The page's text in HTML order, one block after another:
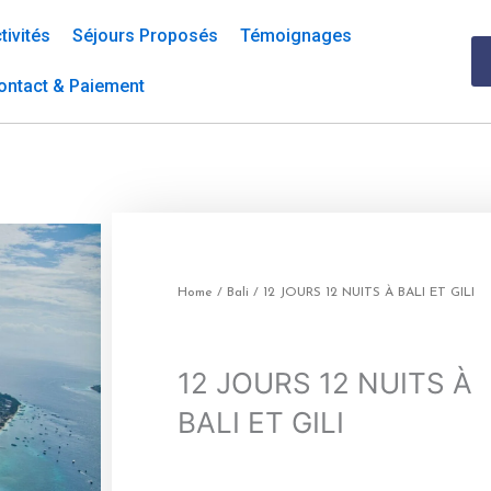
Séjours Proposés Témoignages
& Paiement
Home / Bali / 12 JOURS 12 NUITS À BALI ET GILI
12 JOURS 12 NUITS À
BALI ET GILI